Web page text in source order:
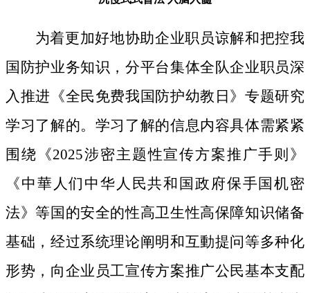
为着更加好地协助企业职员谅解和把控我
国防护业务知识，分平台集体全队企业职员深
入推进《全民免费我国防护幼教日》专题研究
学习了解的。学习了解的信息内容具体需紧紧
围绕《2025涉密主题性宣传方案推广手则》
《中華人们中华人民共和国政府保手国机密
法》等国的安全的性高卫生性高保障知识储备
基础，经过系统理论阐明和互動提问等多种化
形势，向企业员工宣传方案推广公民基本支配